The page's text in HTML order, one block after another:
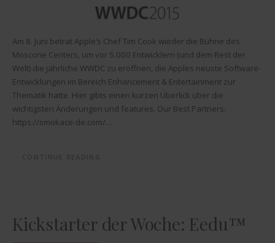
Am 8. Juni betrat Apple‘s Chef Tim Cook wieder die Bühne des
Moscone Centers, um vor 5.000 Entwicklern (und dem Rest der
Welt) die jährliche WWDC zu eröffnen, die Apples neuste Software-
Entwicklungen im Bereich Enhancement & Entertainment zur
Thematik hatte. Hier gibts einen kurzen Überlick über die
wichtigsten Änderungen und features. Our Best Partners:
https://smokace-de.com/…
Kickstarter der Woche: Eedu™